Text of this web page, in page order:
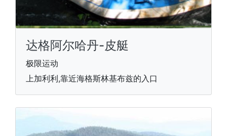
达格阿尔哈丹-皮艇
极限运动
上加利利,靠近海格斯林基布兹的入口